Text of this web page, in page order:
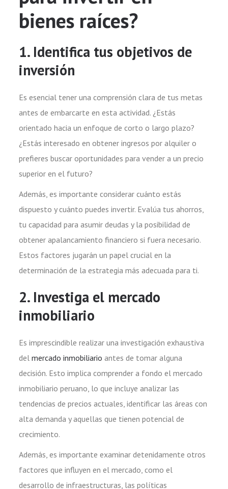
bienes raíces?
1. Identifica tus objetivos de
inversión
Es esencial tener una comprensión clara de tus metas
antes de embarcarte en esta actividad. ¿Estás
orientado hacia un enfoque de corto o largo plazo?
¿Estás interesado en obtener ingresos por alquiler o
prefieres buscar oportunidades para vender a un precio
superior en el futuro?
Además, es importante considerar cuánto estás
dispuesto y cuánto puedes invertir. Evalúa tus ahorros,
tu capacidad para asumir deudas y la posibilidad de
obtener apalancamiento financiero si fuera necesario.
Estos factores jugarán un papel crucial en la
determinación de la estrategia más adecuada para ti.
2. Investiga el mercado
inmobiliario
Es imprescindible realizar una investigación exhaustiva
del mercado inmobiliario antes de tomar alguna
decisión. Esto implica comprender a fondo el mercado
inmobiliario peruano, lo que incluye analizar las
tendencias de precios actuales, identificar las áreas con
alta demanda y aquellas que tienen potencial de
crecimiento.
Además, es importante examinar detenidamente otros
factores que influyen en el mercado, como el
desarrollo de infraestructuras, las políticas